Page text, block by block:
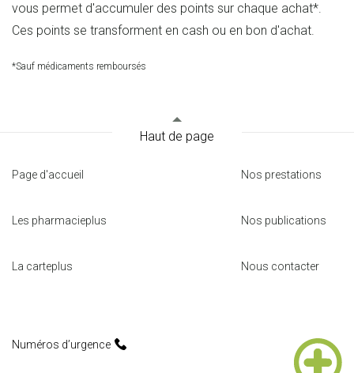
vous permet d'accumuler des points sur chaque achat*.
Ces points se transforment en cash ou en bon d'achat.
*Sauf médicaments remboursés
Haut de page
Page d'accueil
Les pharmacieplus
La carteplus
Nos prestations
Nos publications
Nous contacter
Numéros d’urgence